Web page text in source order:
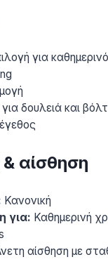
για
δουλειά και
αίσθηση
Κανονική
για: Καθημερινή
αίσθηση με